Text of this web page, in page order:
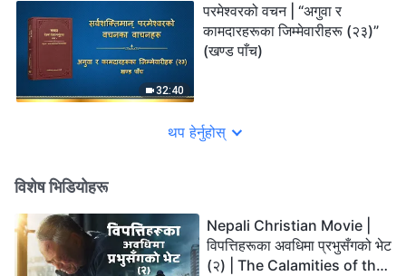
32:40
परमेश्‍वरको वचन | “अगुवा र
कामदारहरूका जिम्‍मेवारीहरू (२३)”
(खण्ड पाँच)
थप हेर्नुहोस्
विशेष भिडियोहरू
Nepali Christian Movie |
विपत्तिहरूका अवधिमा प्रभुसँगको भेट
(२) | The Calamities of the